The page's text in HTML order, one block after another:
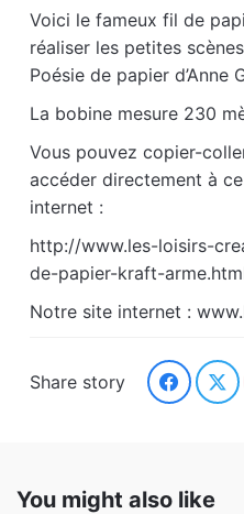
Voici le fameux fil de
réaliser les petites
Poésie de papier d’Anne
La bobine mesure 230
Vous pouvez copier-
accéder directement à
internet :
http://www.les-loisirs-
de-papier-kraft-
Notre site internet :
Share story
You might also like